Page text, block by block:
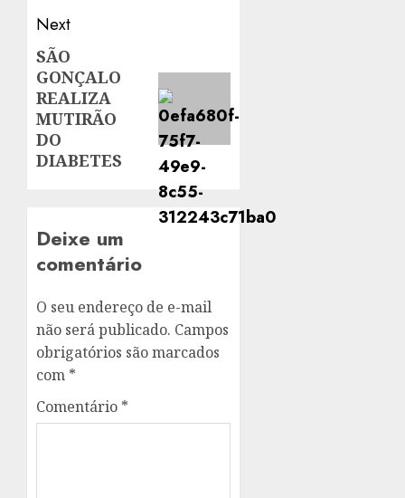
Next
Next
post:
SÃO
GONÇALO
REALIZA
MUTIRÃO
DO
DIABETES
Deixe um
comentário
O seu endereço de e-mail
não será publicado. Campos
obrigatórios são marcados
com *
Comentário *